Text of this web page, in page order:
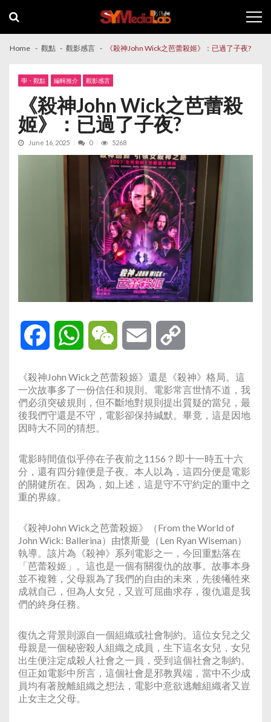
navigation
content
Home 觀點 觀影感言 《殺神John Wick之芭蕾殺姬》：已過了子夜?
學・觀點 編輯推介 觀影感言
《殺神John Wick之芭蕾殺
姬》：已過了子夜?
June 16, 2025 0 5268
Facebook WhatsAppWeChat Email
《殺神John Wick之芭蕾殺姬》還是《殺神》格局。這
一次故事多了一份信任和規則。電影常言世情不道，我
們必須突破規則，但不斷地對規則提出質疑的當兒，最
後我們守還是不守，電影卻保持緘默。畢竟，這是因地
因時大不同的猜想。
電影時間值似乎停在子夜前之1156？即十一時五十六
分，還有四分鐘便是子夜。本人以為，這四分便是電影
的關健所在。因為，如上述，這是守不守約定的重中之
重的界線。
《殺神John Wick之芭蕾殺姬》（From the World of
John Wick: Ballerina）由懷斯曼（Len Ryan Wiseman）
執導。該片為《殺神》系列電影之一，今回重點落在
「芭蕾殺姬」。這也是一個有關復仇的故事。故事本身
並不複雜，父母親為了我們的自由的未來，先後犧牲來
成就自己，但為人女兒，又豈可屈曲求存，復仇還是我
們的終身任務。
復仇之背景則源自一個組織或社會制約。這位女兒之父
母親是一個秘密殺人組織之成員，生下這名女兒，女兒
出生便注定成殺人社會之一員，受到這個社會之制約。
但正如電影中所言，這個社會是邪教異端，當中不少成
員均有著脫離組織之想法，電影中意欲逃離組織者又豈
止女主之父母。